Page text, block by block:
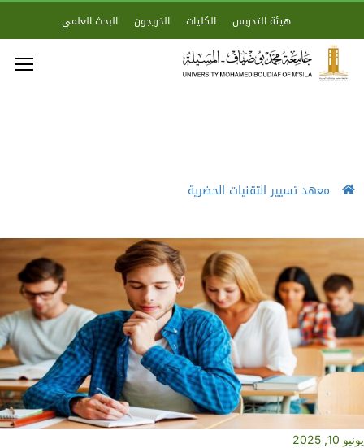
هيئة التدريس الكليات الخريجون البحث العلمي
معهد تسيير التقنيات الحضرية
يونيو 10, 2025